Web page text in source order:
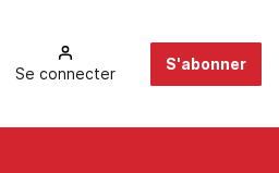
Se connecter
S'abonner